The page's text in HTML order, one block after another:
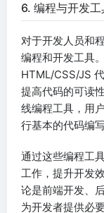
6. 编程与开发工
对于开发人员和
编程和开发工具
HTML/CSS/JS
提高代码的可读
线编程工具，用
行基本的代码编写
通过这些编程工
工作，提升开发
论是前端开发、
为开发者提供必